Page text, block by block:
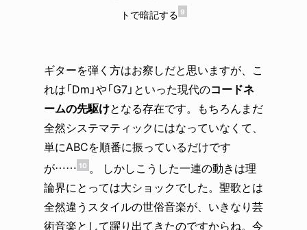
トで暗記する 9
ギターを弾く方はお察しだと思いますが、こ
れは「Dm」や「G7」といった現代のコードネ
ームの先駆けとなる存在です。もちろんまだ
全然システマティックにはなっていなくて、
単にABCを順番に振っているだけです
が…… 10 。 しかしこうした一連の動きは理
論界にとっては大ショックでした。聖歌とは
全然違うスタイルの世俗音楽が、いきなり芸
術音楽として躍り出てきたのですからね。今